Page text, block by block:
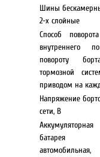
Шины
2-х слойные
Способ
внутреннего
повороту
тормозной
приводом на
Напряжение
сети, В
Аккумуляторная
батарея
автомобильная,